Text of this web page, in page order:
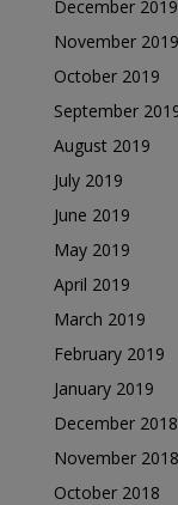
December 2019
November 2019
October 2019
September
August 2019
July 2019
June 2019
May 2019
April 2019
March 2019
February 2019
January 2019
December 2018
November 2018
October 2018